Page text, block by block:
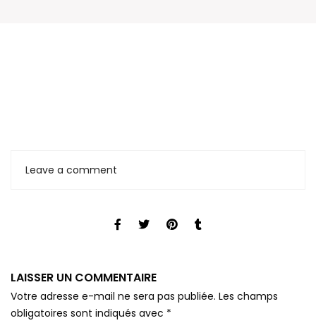
Leave a comment
LAISSER UN COMMENTAIRE
Votre adresse e-mail ne sera pas publiée. Les champs
obligatoires sont indiqués avec *